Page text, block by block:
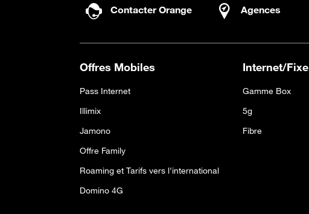
Contacter Orange Agences
Offres Mobiles
Pass Internet
Illimix
Jamono
Offre Family
Roaming et Tarifs vers l'international
Domino 4G
Internet/Fixe
Gamme Box
5g
Fibre